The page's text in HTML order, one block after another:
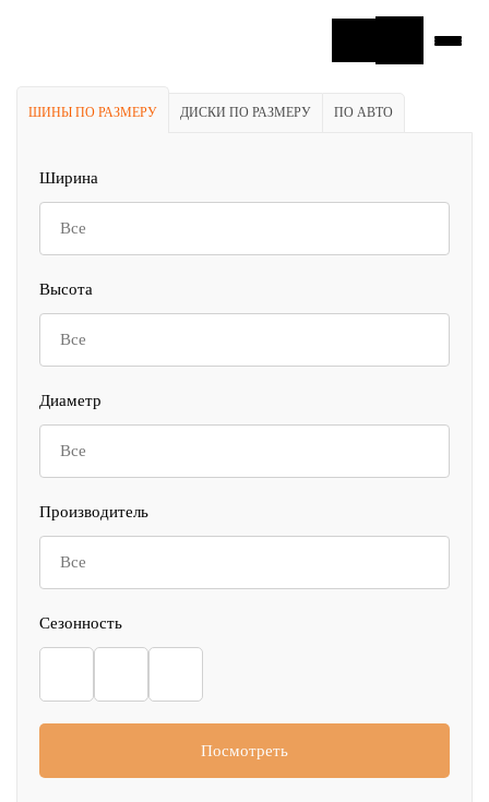
ШИНЫ ПО РАЗМЕРУ ДИСКИ ПО РАЗМЕРУ ПО АВТО
Ширина
Все
Высота
Все
Диаметр
Все
Сезонность
Производитель
Все
Посмотреть